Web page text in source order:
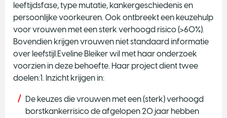
leeftijdsfase, type mutatie, kankergeschiedenis en
persoonlijke voorkeuren. Ook ontbreekt een keuzehulp
voor vrouwen met een sterk verhoogd risico (>60%).
Bovendien krijgen vrouwen niet standaard informatie
over leefstijl.Eveline Bleiker wil met haar onderzoek
voorzien in deze behoefte. Haar project dient twee
doelen:1. Inzicht krijgen in:
De keuzes die vrouwen met een (sterk) verhoogd
borstkankerrisico de afgelopen 20 jaar hebben